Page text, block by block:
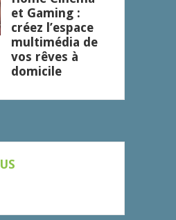
et Gaming :
créez l’espace
multimédia de
vos rêves à
domicile